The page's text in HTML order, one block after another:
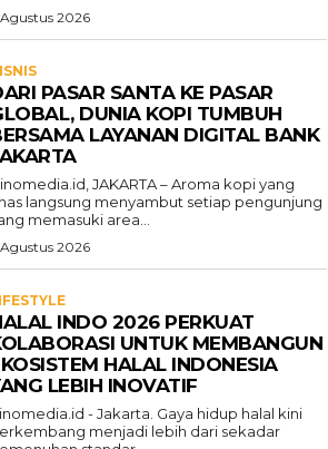
2026
PASAR SANTA KE PASAR
DUNIA KOPI TUMBUH
LAYANAN DIGITAL BANK
JAKARTA – Aroma kopi yang
langsung menyambut setiap pengunjung
memasuki area...
2026
INDO 2026 PERKUAT
UNTUK MEMBANGUN
HALAL INDONESIA
LEBIH INOVATIF
- Jakarta. Gaya hidup halal kini
menjadi lebih dari sekadar